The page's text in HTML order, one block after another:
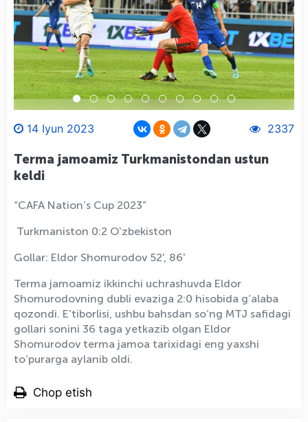
14 Iyun 2023 2337
Terma jamoamiz Turkmanistondan ustun
keldi
“CAFA Nation’s Cup 2023”
Turkmaniston 0:2 Oʻzbekiston
Gollar: Eldor Shomurodov 52', 86'
Terma jamoamiz ikkinchi uchrashuvda Eldor
Shomurodovning dubli evaziga 2:0 hisobida g’alaba
qozondi. E’tiborlisi, ushbu bahsdan so’ng MTJ safidagi
gollari sonini 36 taga yetkazib olgan Eldor
Shomurodov terma jamoa tarixidagi eng yaxshi
to’purarga aylanib oldi.
Chop etish